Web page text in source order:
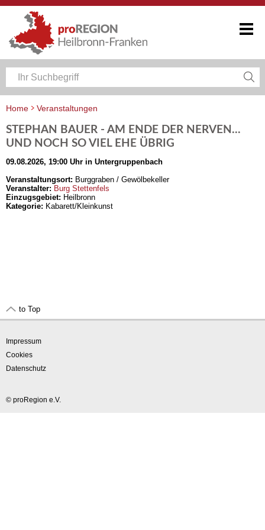
Home
Veranstaltungen
STEPHAN BAUER - AM ENDE DER NERVEN...
UND NOCH SO VIEL EHE ÜBRIG
09.08.2026, 19:00 Uhr in Untergruppenbach
Veranstaltungsort: Burggraben / Gewölbekeller
Veranstalter: Burg Stettenfels
Einzugsgebiet: Heilbronn
Kategorie: Kabarett/Kleinkunst
to Top
Impressum
Cookies
Datenschutz
© proRegion e.V.